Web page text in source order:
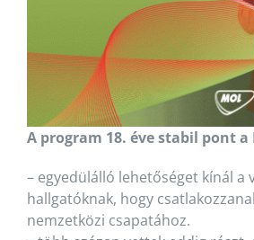
A program 18. éve stabil pont a
– egyedülálló lehetőséget kínál a
hallgatóknak, hogy
nemzetközi csapatához.